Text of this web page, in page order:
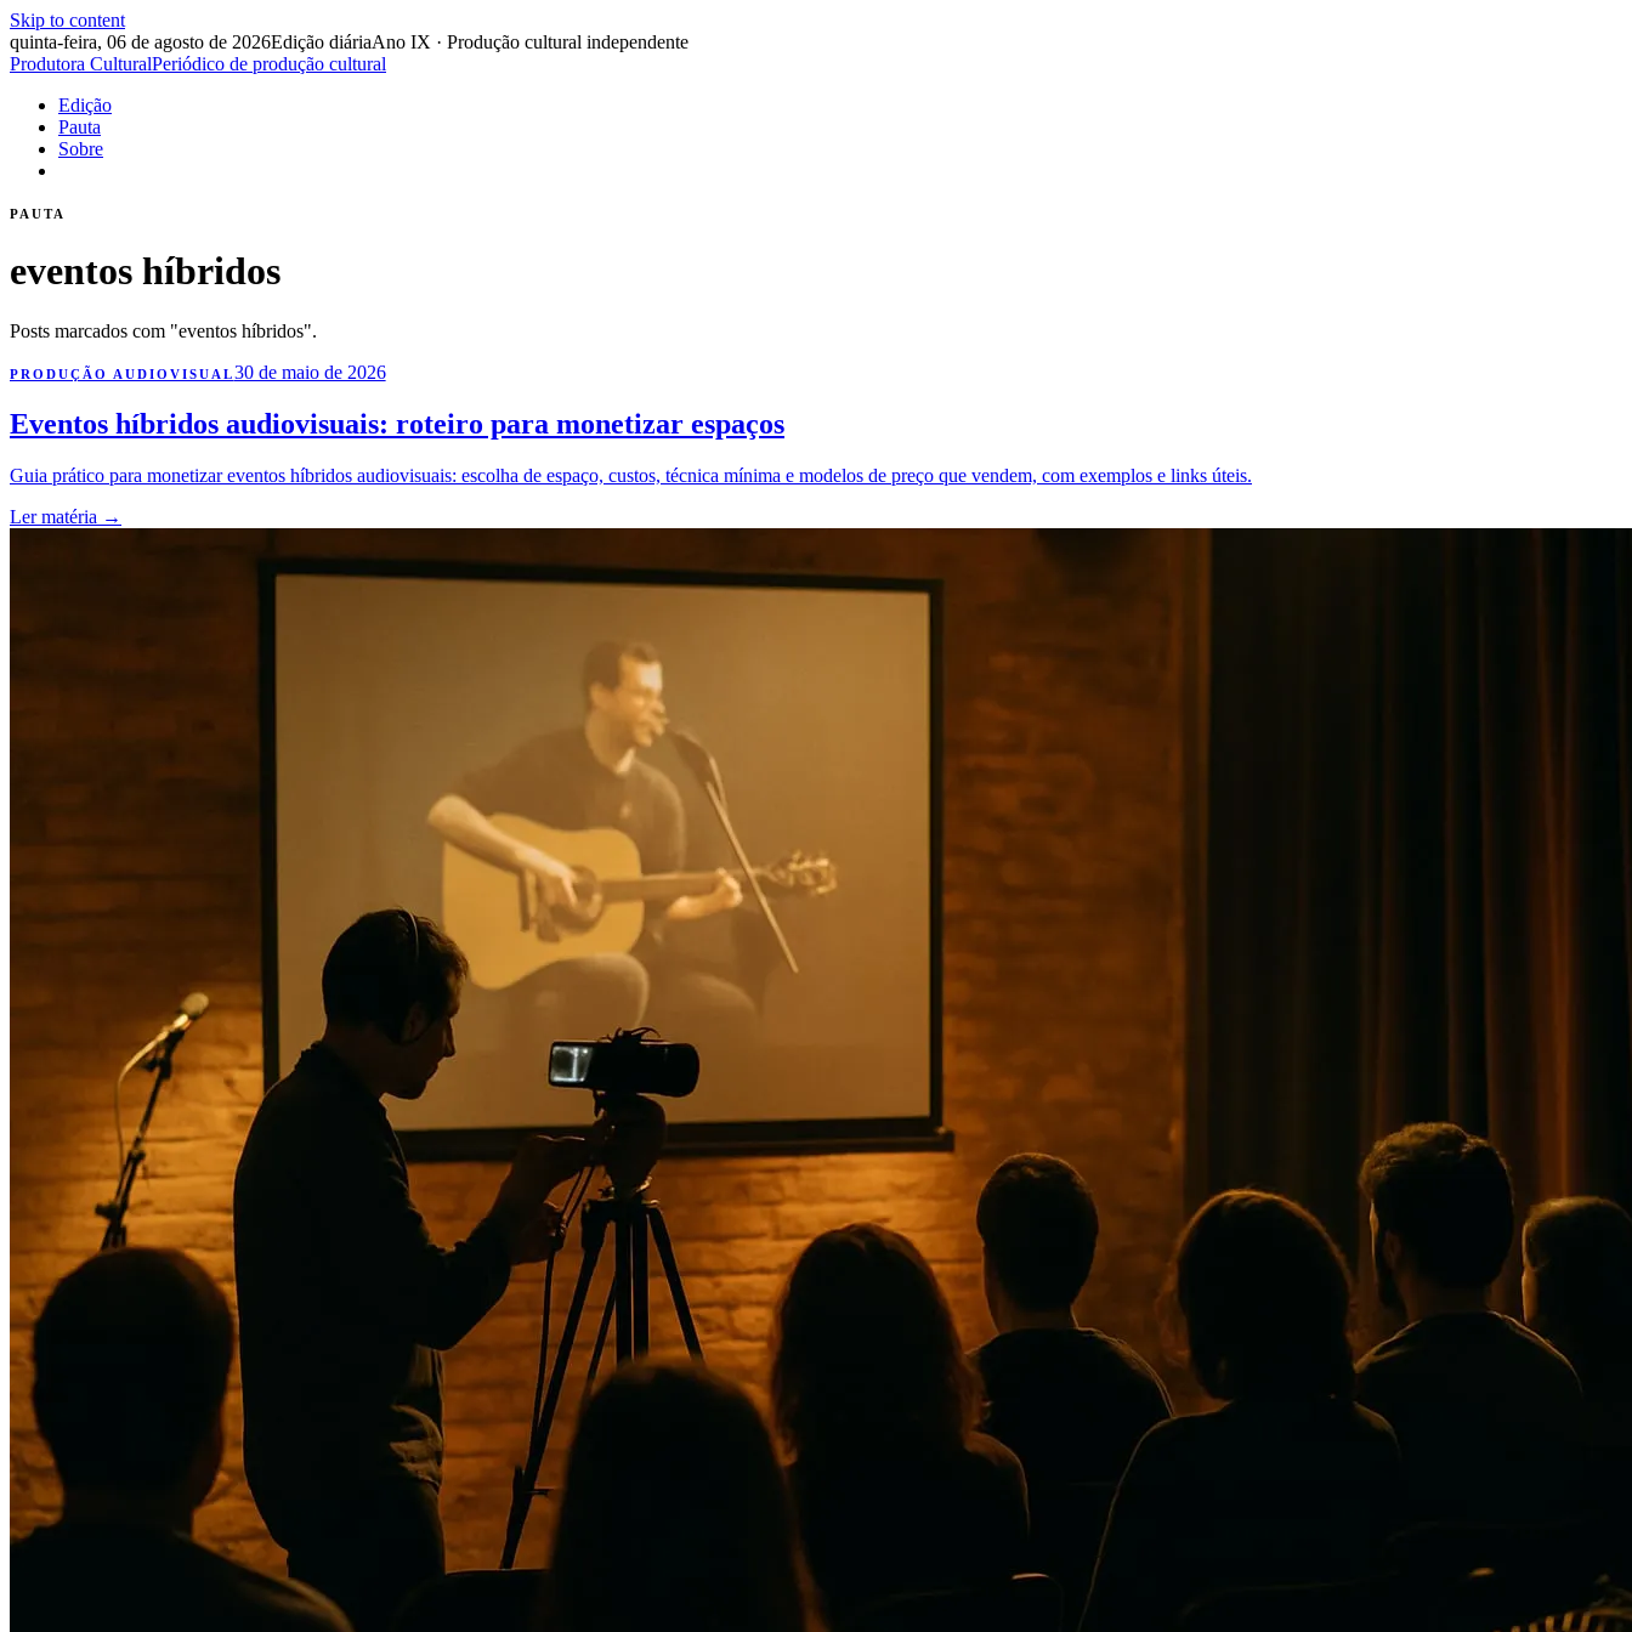
Skip to content
quinta-feira, 06 de agosto de 2026Edição diáriaAno IX · Produção cultural independente
Produtora CulturalPeriódico de produção cultural
Edição
Pauta
Sobre
PAUTA
eventos híbridos
Posts marcados com "eventos híbridos".
PRODUÇÃO AUDIOVISUAL30 de maio de 2026
Eventos híbridos audiovisuais: roteiro para monetizar espaços
Guia prático para monetizar eventos híbridos audiovisuais: escolha de espaço, custos, técnica mínima e modelos de preço que vendem, com exemplos e links úteis.
Ler matéria →